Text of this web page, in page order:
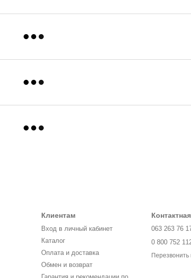
Клиентам
Вход в личный кабинет
Каталог
Оплата и доставка
Обмен и возврат
063 263 76
0 800 752
Перезвонить